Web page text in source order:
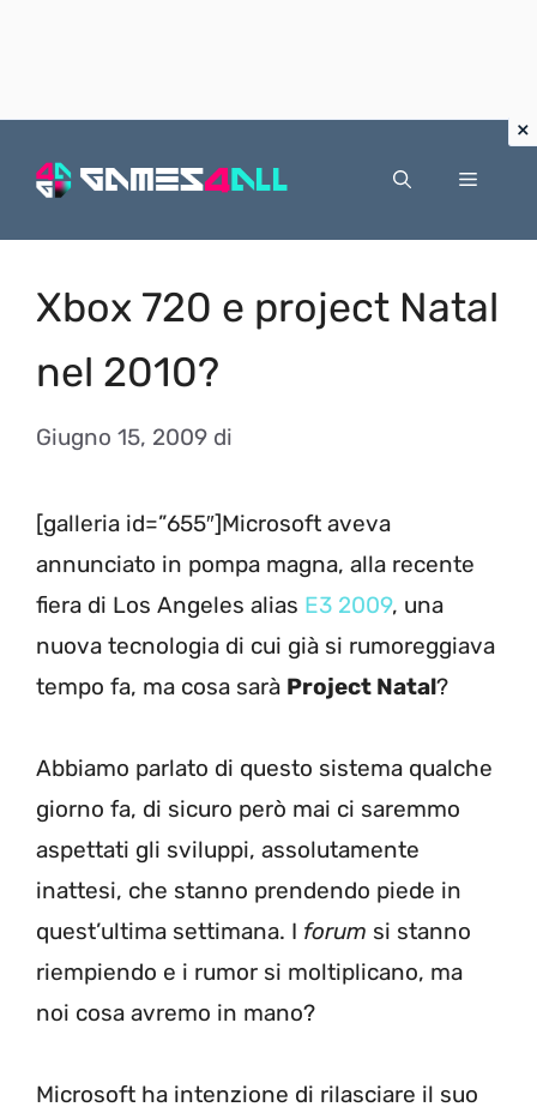
Menu
Xbox 720 e project Natal
nel 2010?
Giugno 15, 2009 di
[galleria id=”655″]Microsoft aveva
annunciato in pompa magna, alla recente
fiera di Los Angeles alias E3 2009, una
nuova tecnologia di cui già si rumoreggiava
tempo fa, ma cosa sarà Project Natal?
Abbiamo parlato di questo sistema qualche
giorno fa, di sicuro però mai ci saremmo
aspettati gli sviluppi, assolutamente
inattesi, che stanno prendendo piede in
quest’ultima settimana. I forum si stanno
riempiendo e i rumor si moltiplicano, ma
noi cosa avremo in mano?
Microsoft ha intenzione di rilasciare il suo